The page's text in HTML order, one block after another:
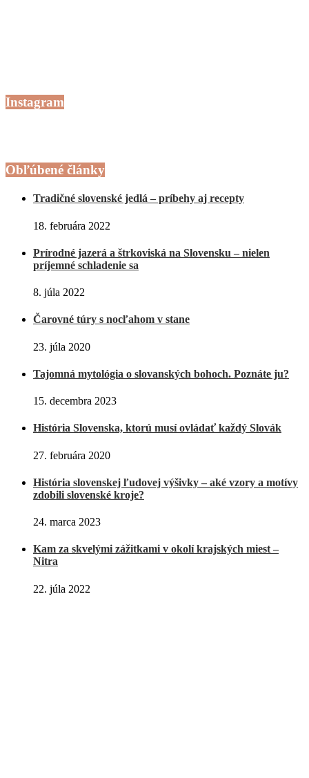
Instagram
Obľúbené články
Tradičné slovenské jedlá – príbehy aj recepty
18. februára 2022
Prírodné jazerá a štrkoviská na Slovensku – nielen
príjemné schladenie sa
8. júla 2022
Čarovné túry s nocľahom v stane
23. júla 2020
Tajomná mytológia o slovanských bohoch. Poznáte ju?
15. decembra 2023
História Slovenska, ktorú musí ovládať každý Slovák
27. februára 2020
História slovenskej ľudovej výšivky – aké vzory a motívy
zdobili slovenské kroje?
24. marca 2023
Kam za skvelými zážitkami v okolí krajských miest –
Nitra
22. júla 2022